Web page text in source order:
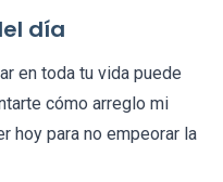
día
en toda tu vida puede
cómo arreglo mi
hoy para no empeorar la